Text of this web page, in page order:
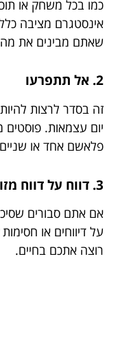
כמו בכל משחק או
אינסטגרם מציבה
שאתם מבינים את
2. אל תתפרעו
זה בסדר לרצות
יום עצמאות. פוסטים
פלאשם אחד או
3. דווח על דווח מזויף
אם אתם סבורים
על דיווחים או
רוצה אתכם בחיים.